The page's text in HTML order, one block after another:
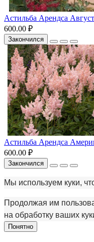
Астильба Арендса
600.00 ₽
Закончился
Астильба Арендса
600.00 ₽
Закончился
Мы используем куки,
Продолжая им
на обработку ваших
Понятно